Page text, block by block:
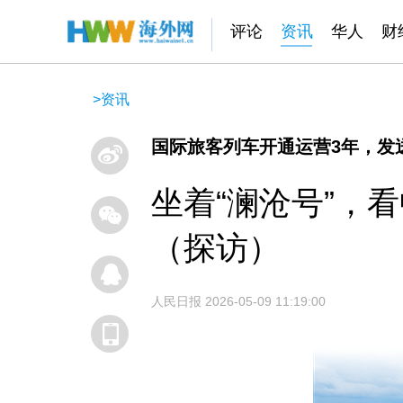
评论 资讯 华人 财
>资讯
国际旅客列车开通运营3年，
坐着“澜沧号”，
（探访）
人民日报 2026-05-09 11:19:00